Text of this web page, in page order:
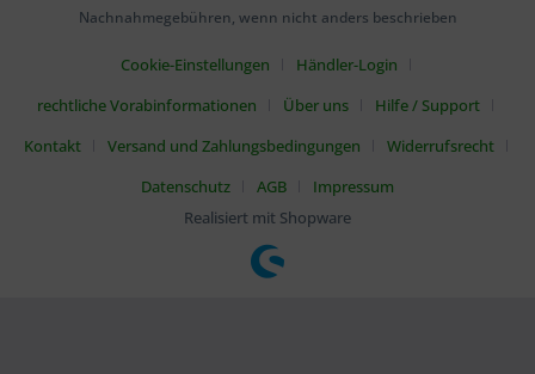
Nachnahmegebühren, wenn nicht anders beschrieben
Cookie-Einstellungen
Händler-Login
rechtliche Vorabinformationen
Über uns
Hilfe / Support
Kontakt
Versand und Zahlungsbedingungen
Widerrufsrecht
Datenschutz
AGB
Impressum
Realisiert mit Shopware